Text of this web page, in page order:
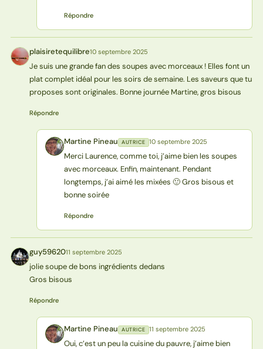
Répondre
P plaisiretequilibre10 septembre 2025
Je suis une grande fan des soupes avec morceaux ! Elles font un
plat complet idéal pour les soirs de semaine. Les saveurs que tu
proposes sont originales. Bonne journée Martine, gros bisous
Répondre
MP Martine Pineau AUTRICE 10 septembre 2025
Merci Laurence, comme toi, j’aime bien les soupes
avec morceaux. Enfin, maintenant. Pendant
longtemps, j’ai aimé les mixées 🙂 Gros bisous et
bonne soirée
Répondre
G guy5962011 septembre 2025
jolie soupe de bons ingrédients dedans
Gros bisous
Répondre
MP Martine Pineau AUTRICE 11 septembre 2025
Oui, c’est un peu la cuisine du pauvre, j’aime bien